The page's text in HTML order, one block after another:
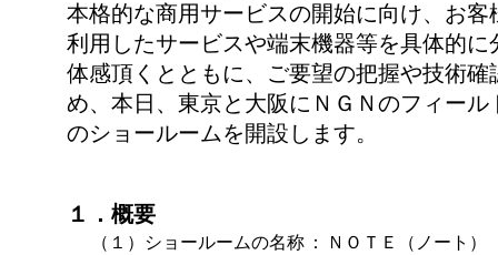
本格的な商用サービスの開始に向け、お客
利用したサービスや端末機器等を具体的に
体感頂くとともに、ご要望の把握や技術確
め、本日、東京と大阪にＮＧＮのフィール
のショールームを開設します。
１．概要
（１）ショールームの名称 ：
ＮＯＴＥ（ノート）